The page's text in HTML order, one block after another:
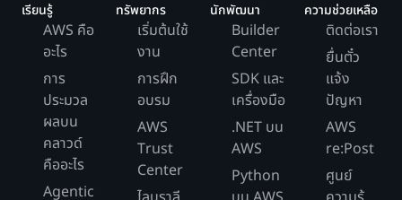
เรียนรู้
AWS คือ
อะไร
การ
ประมวล
ผลบน
คลาวด์
คืออะไร
Agentic
ทรัพยากร
เริ่มต้นใช้
งาน
การฝึก
อบรม
AWS
Trust
Center
นักพัฒนา
Builder
Center
SDK และ
เครื่องมือ
.NET บน
AWS
Python
ความช่วยเหลือ
ติดต่อเรา
ยื่นตั๋ว
แจ้ง
ปัญหา
AWS
re:Post
ศูนย์